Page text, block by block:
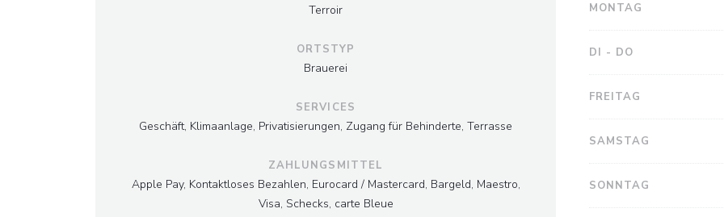
Terroir
ORTSTYP
Brauerei
SERVICES
Geschäft, Klimaanlage, Privatisierungen, Zugang für Behinderte, Terrasse
ZAHLUNGSMITTEL
Apple Pay, Kontaktloses Bezahlen, Eurocard / Mastercard, Bargeld, Maestro,
Visa, Schecks, carte Bleue
MONTAG
DI - DO
FREITAG
SAMSTAG
SONNTAG